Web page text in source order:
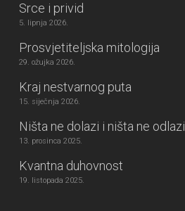
Srce i privid
5. lipnja 2026.
Prosvjetiteljska mitologija
29. ožujka 2026.
Kraj nestvarnog puta
15. siječnja 2026.
Ništa ne dolazi i ništa ne odlazi
13. prosinca 2025.
Kvantna duhovnost
19. listopada 2025.